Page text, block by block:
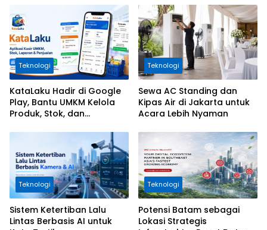
Teknologi
KataLaku Hadir di Google
Play, Bantu UMKM Kelola
Produk, Stok, dan
Teknologi
Sewa AC Standing dan
Kipas Air di Jakarta untuk
Acara Lebih Nyaman
Teknologi
Sistem Ketertiban Lalu
Lintas Berbasis AI untuk
Teknologi
Potensi Batam sebagai
Lokasi Strategis